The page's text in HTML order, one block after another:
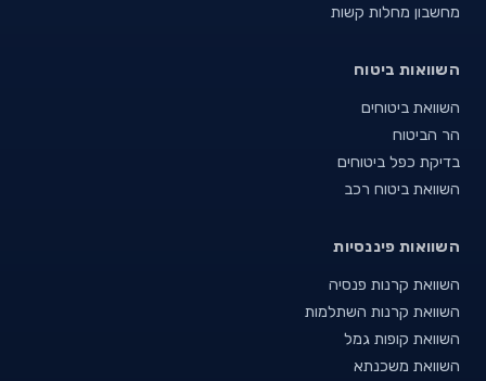
מחשבון מחלות קשות
השוואות ביטוח
השוואת ביטוחים
הר הביטוח
בדיקת כפל ביטוחים
השוואת ביטוח רכב
השוואות פיננסיות
השוואת קרנות פנסיה
השוואת קרנות השתלמות
השוואת קופות גמל
השוואת משכנתא